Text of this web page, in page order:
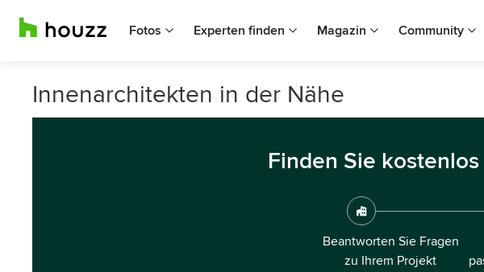
Fotos Experten finden Magazin Community
Innenarchitekten in der Nähe
Finden Sie
Beantworten Sie Fragen
zu Ihrem Projekt